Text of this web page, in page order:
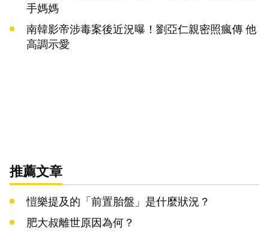
手媽媽
南韓影帝涉毒案後近況曝！劉亞仁親密照瘋傳 他
高調示愛
推薦文章
愷樂提及的「前置胎盤」是什麼狀況？
肥大叔離世原因為何？